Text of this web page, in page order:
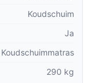
slaapkamer
meubelstukken.
van hoogwaardig
en blijvende
Koudschuim
Ja
Koudschuimmatras
290 kg